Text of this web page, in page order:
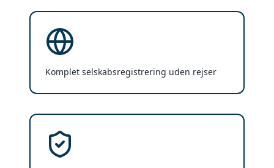
Komplet selskabsregistrering uden rejser